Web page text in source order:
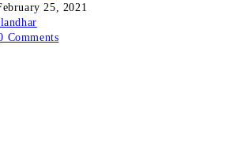
25, 2021
Comments